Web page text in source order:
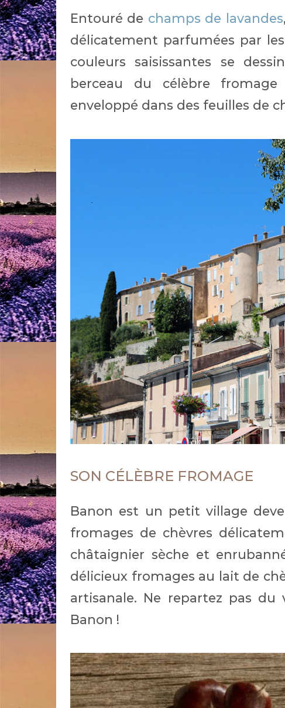
Entouré de champs de lavandes
délicatement parfumées par
couleurs saisissantes se
berceau du célèbre
enveloppé dans des feuilles de
SON CÉLÈBRE FROMAGE
Banon est un petit village
fromages de chèvres
châtaignier sèche et
délicieux fromages au lait de
artisanale. Ne repartez pas
Banon !